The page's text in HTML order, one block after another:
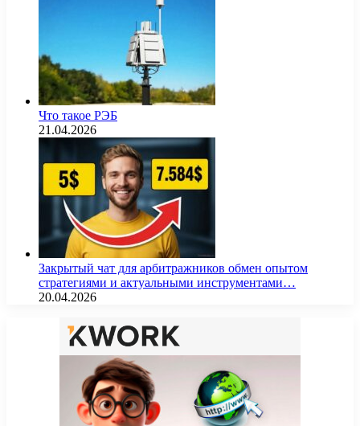
Что такое РЭБ
21.04.2026
Закрытый чат для арбитражников обмен опытом
стратегиями и актуальными инструментами…
20.04.2026